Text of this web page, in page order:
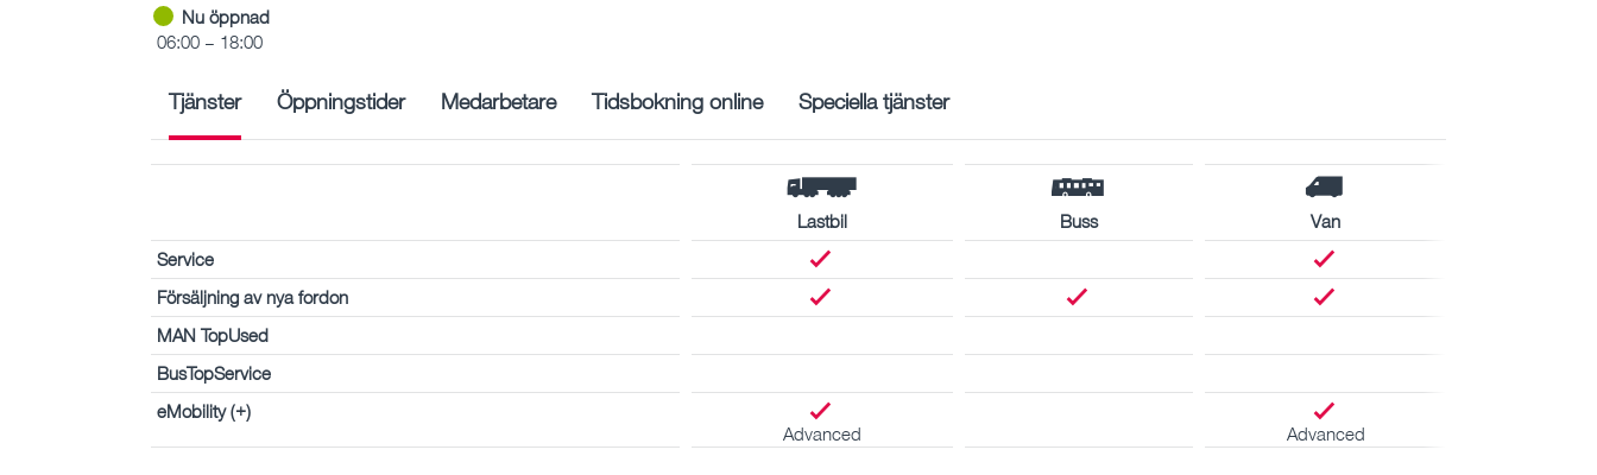
Nu öppnad
06:00 – 18:00
Tjänster Öppningstider Medarbetare Tidsbokning online Speciella tjänster
Lastbil Buss
Van
Service
Försäljning av nya fordon
MAN TopUsed
BusTopService
eMobility (+)
Advanced
Advanced